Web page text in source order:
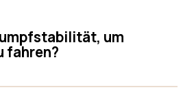
um
fahren?